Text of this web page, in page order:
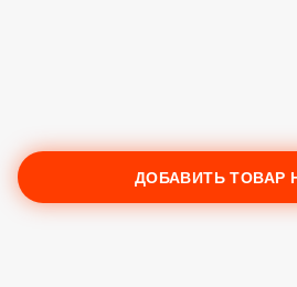
ДОБАВИТЬ ТОВАР